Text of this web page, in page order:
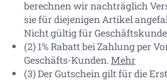
berechnen wir nachträglich
sie für diejenigen Artikel
Nicht gültig für
(2) 1% Rabatt bei Zahlung per
Geschäfts-Kunden.Mehr
(3) Der Gutschein gilt für die